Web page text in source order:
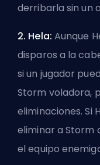
derribarla sin un
2. Hela: Aunque
disparos a la
si un jugador
Storm voladora,
eliminaciones. Si
eliminar a Storm
el equipo